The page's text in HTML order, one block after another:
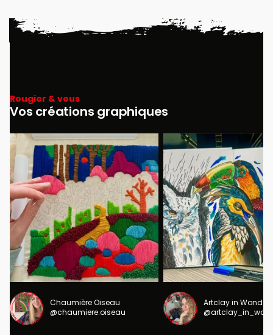
Rougier & vous
Vos créations graphiques
Chaumière Oiseau
@chaumiere.oiseau
Artclay in